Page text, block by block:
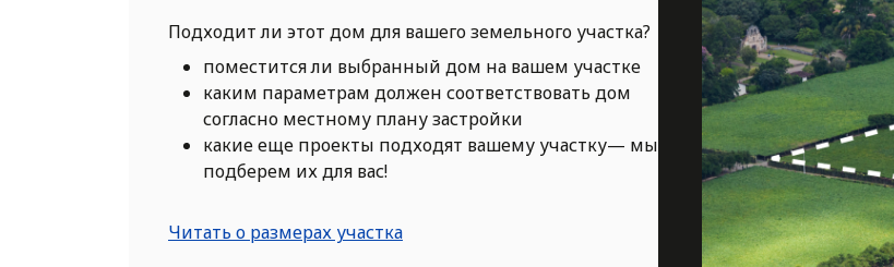
Подходит ли этот дом для вашего земельного участка?
поместится ли выбранный дом на вашем участке
каким параметрам должен соответствовать дом
согласно местному плану застройки
какие еще проекты подходят вашему участку— мы
подберем их для вас!
Читать о размерах участка